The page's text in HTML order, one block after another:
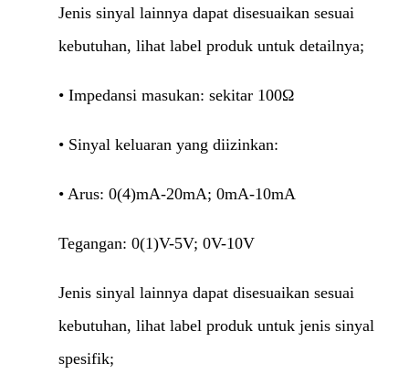
Jenis sinyal lainnya dapat disesuaikan sesuai
kebutuhan, lihat label produk untuk detailnya;
• Impedansi masukan: sekitar 100Ω
• Sinyal keluaran yang diizinkan:
• Arus: 0(4)mA-20mA; 0mA-10mA
Tegangan: 0(1)V-5V; 0V-10V
Jenis sinyal lainnya dapat disesuaikan sesuai
kebutuhan, lihat label produk untuk jenis sinyal
spesifik;